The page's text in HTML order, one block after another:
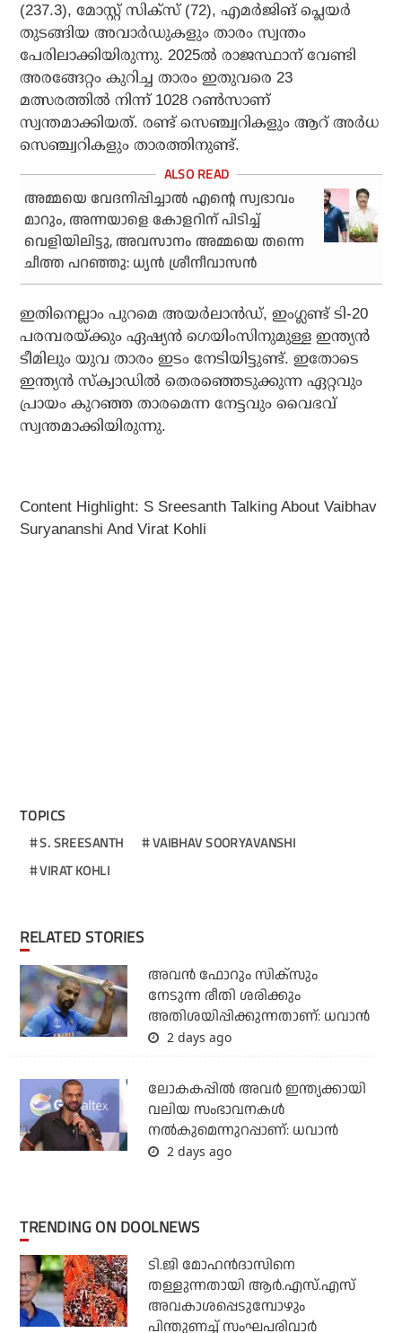
(237.3), മോസ്റ്റ് സിക്സ് (72), എമര്‍ജിങ് പ്ലെയര്‍
തുടങ്ങിയ അവാര്‍ഡുകളും താരം സ്വന്തം
പേരിലാക്കിയിരുന്നു. 2025ല്‍ രാജസ്ഥാന് വേണ്ടി
അരങ്ങേറ്റം കുറിച്ച താരം ഇതുവരെ 23
മത്സരത്തില്‍ നിന്ന് 1028 റണ്‍സാണ്
സ്വന്തമാക്കിയത്. രണ്ട് സെഞ്ച്വറികളും ആറ് അര്‍ധ
സെഞ്ച്വറികളും താരത്തിനുണ്ട്.
അമ്മയെ വേദനിപ്പിച്ചാല്‍ എന്റെ സ്വഭാവം
മാറും, അന്നയാളെ കോളറിന് പിടിച്ച്
വെളിയിലിട്ടു, അവസാനം അമ്മയെ തന്നെ
ചീത്ത പറഞ്ഞു: ധ്യന്‍ ശ്രീനീവാസന്‍
ഇതിനെല്ലാം പുറമെ അയര്‍ലാന്‍ഡ്, ഇംഗ്ലണ്ട് ടി-20
പരമ്പരയ്ക്കും ഏഷ്യന്‍ ഗെയിംസിനുമുള്ള ഇന്ത്യന്‍
ടീമിലും യുവ താരം ഇടം നേടിയിട്ടുണ്ട്. ഇതോടെ
ഇന്ത്യന്‍ സ്‌ക്വാഡില്‍ തെരഞ്ഞെടുക്കുന്ന ഏറ്റവും
പ്രായം കുറഞ്ഞ താരമെന്ന നേട്ടവും വൈഭവ്
സ്വന്തമാക്കിയിരുന്നു.
Content Highlight: S Sreesanth Talking About Vaibhav
Suryananshi And Virat Kohli
TOPICS
S. SREESANTH
VAIBHAV SOORYAVANSHI
VIRAT KOHLI
RELATED STORIES
അവന്‍ ഫോറും സിക്സും
നേടുന്ന രീതി ശരിക്കും
അതിശയിപ്പിക്കുന്നതാണ്: ധവാന്‍
2 days ago
ലോകകപ്പിൽ അവര്‍ ഇന്ത്യക്കായി
വലിയ സംഭാവനകള്‍
നല്‍കുമെന്നുറപ്പാണ്: ധവാന്‍
2 days ago
TRENDING ON DOOLNEWS
ടി.ജി മോഹന്‍ദാസിനെ
തള്ളുന്നതായി ആര്‍.എസ്.എസ്
അവകാശപ്പെടുമ്പോഴും
പിന്തുണച്ച് സംഘപരിവാര്‍